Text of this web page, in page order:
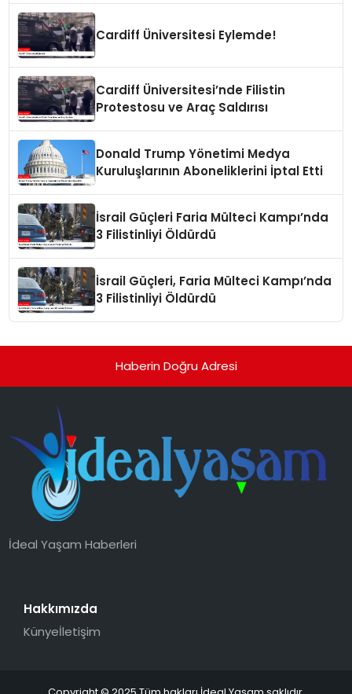
Cardiff Üniversitesi Eylemde!
Cardiff Üniversitesi’nde Filistin
Protestosu ve Araç Saldırısı
Donald Trump Yönetimi Medya
Kuruluşlarının Aboneliklerini İptal Etti
İsrail Güçleri Faria Mülteci Kampı’nda
3 Filistinliyi Öldürdü
İsrail Güçleri, Faria Mülteci Kampı’nda
3 Filistinliyi Öldürdü
Haberin Doğru Adresi
İdeal Yaşam Haberleri
Hakkımızda
Künyeİletişim